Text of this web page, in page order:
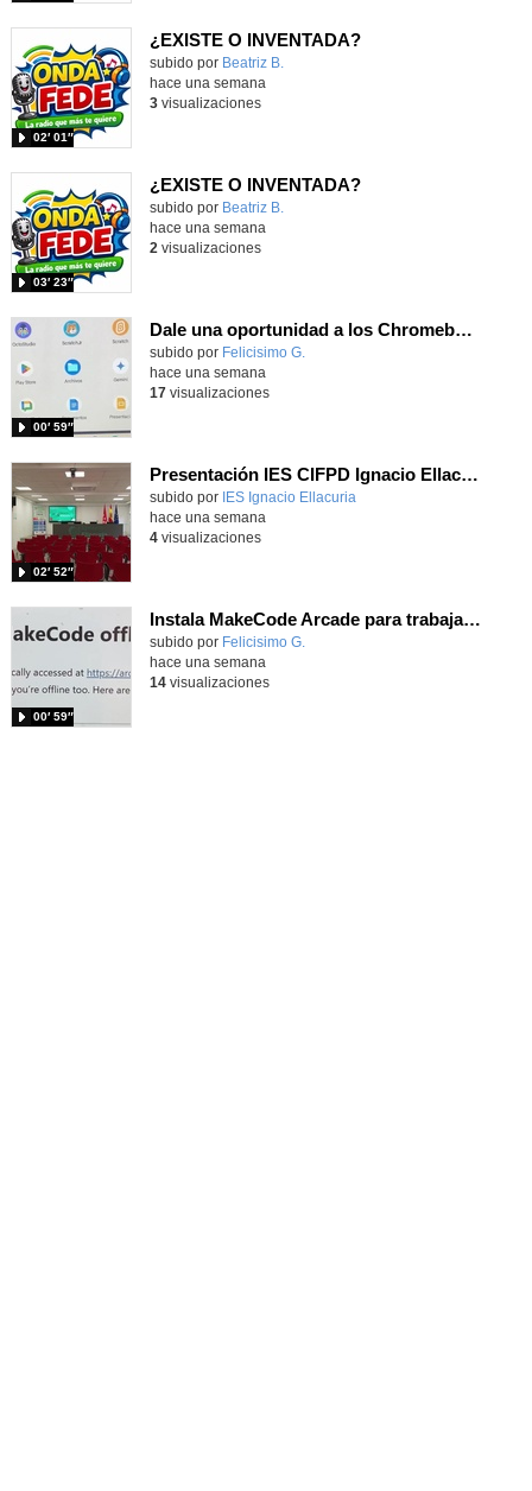
¿EXISTE O INVENTADA?
Contenido educativo.
subido por Beatriz B.
02′ 01″
hace una semana
3visualizaciones
¿EXISTE O INVENTADA?
Contenido educativo.
subido por Beatriz B.
03′ 23″
hace una semana
2 visualizaciones
Dale una oportunidad a los Chromebooks y utiliza un proyector para realizar talleres si no tienes pantallas táctiles
Contenido educativo.
subido por Felicisimo G.
00′ 59″
hace una semana
17visualizaciones
Presentación IES CIFPD Ignacio Ellacuría
Contenido educativo.
subido por IES Ignacio Ellacuria
02′ 52″
hace una semana
4visualizaciones
Instala MakeCode Arcade para trabajar offline en tu tablet, ordenador, Chromebook
Contenido educativo.
subido por Felicisimo G.
00′ 59″
hace una semana
14visualizaciones